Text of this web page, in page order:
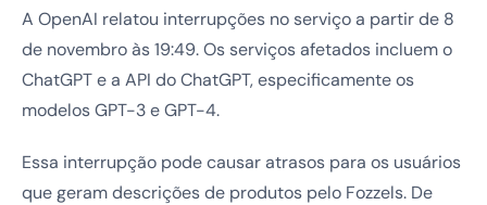
A OpenAI relatou interrupções no serviço a partir de 8
de novembro às 19:49. Os serviços afetados incluem o
ChatGPT e a API do ChatGPT, especificamente os
modelos GPT-3 e GPT-4.
Essa interrupção pode causar atrasos para os usuários
que geram descrições de produtos pelo Fozzels. De